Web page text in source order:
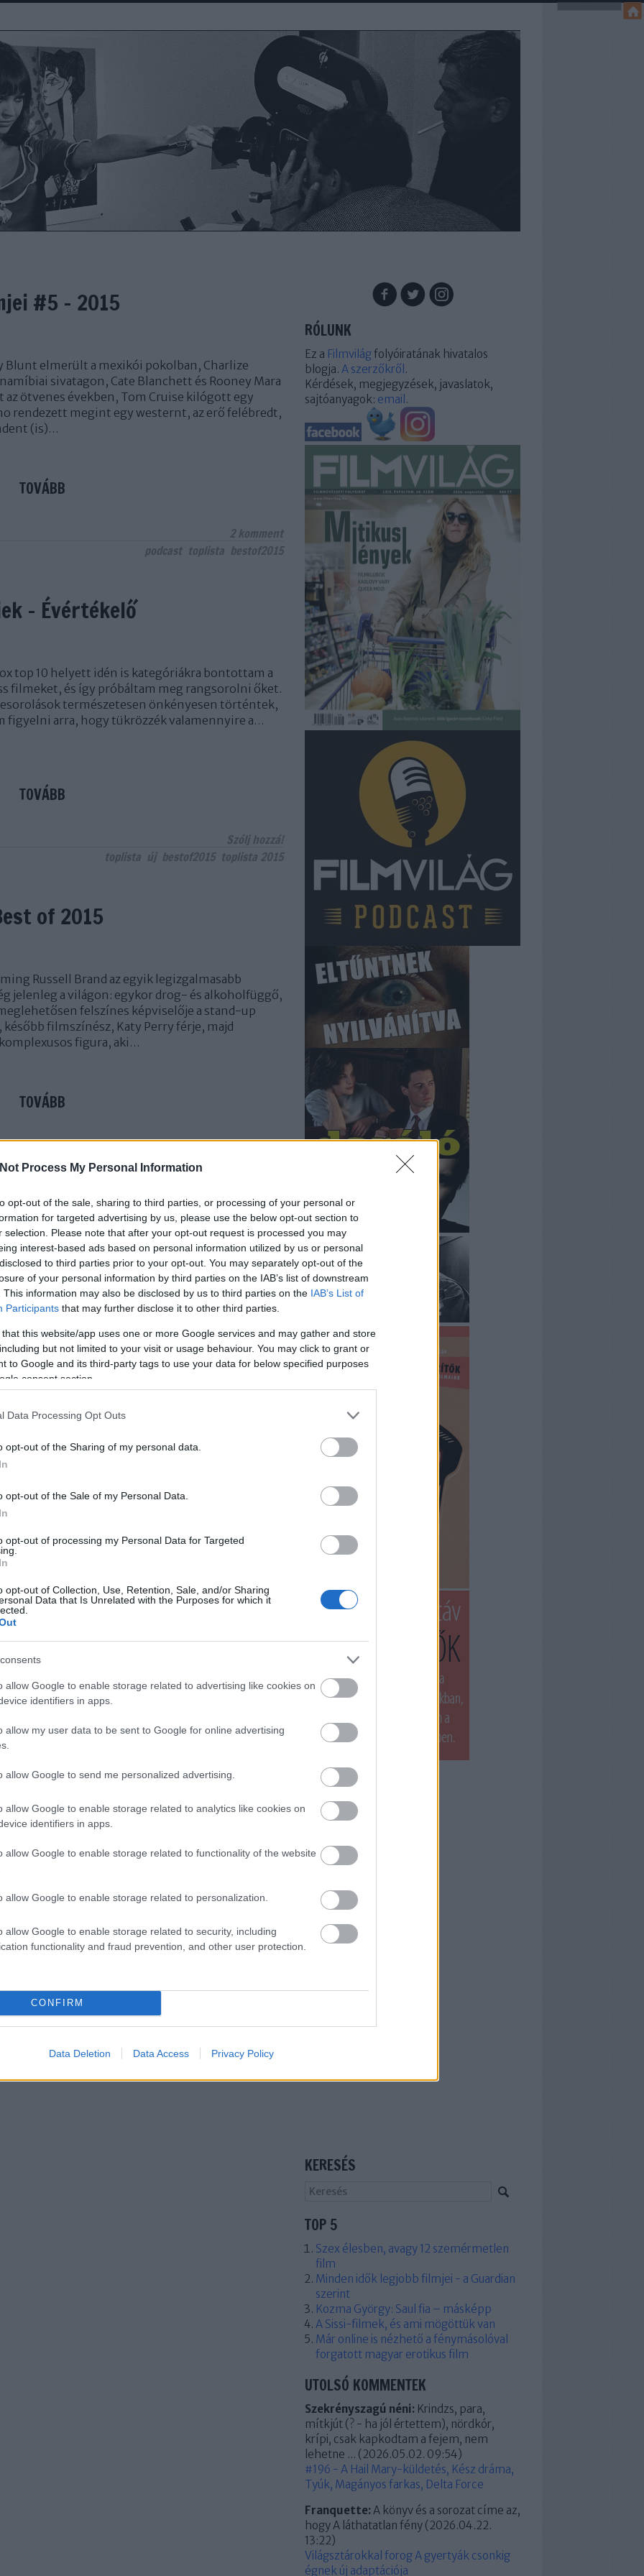
Process My Personal Information
opt-out of the sale, sharing to third parties, or processing of your personal or
for targeted advertising by us, please use the below opt-out section to
selection. Please note that after your opt-out request is processed you may
interest-based ads based on personal information utilized by us or personal
to third parties prior to your opt-out. You may separately opt-out of the
of your personal information by third parties on the IAB’s list of downstream
This information may also be disclosed by us to third parties on the IAB’s List of
Participants that may further disclose it to other third parties.
that this website/app uses one or more Google services and may gather and store
but not limited to your visit or usage behaviour. You may click to grant or
to Google and its third-party tags to use your data for below specified purposes
consent section.
Data Processing Opt Outs
opt-out of the Sharing of my personal data.
opt-out of the Sale of my Personal Data.
opt-out of processing my Personal Data for Targeted
opt-out of Collection, Use, Retention, Sale, and/or Sharing
Data that Is Unrelated with the Purposes for which it
allow Google to enable storage related to advertising like cookies on
identifiers in apps.
allow my user data to be sent to Google for online advertising
allow Google to send me personalized advertising.
allow Google to enable storage related to analytics like cookies on
identifiers in apps.
allow Google to enable storage related to functionality of the website
allow Google to enable storage related to personalization.
allow Google to enable storage related to security, including
functionality and fraud prevention, and other user protection.
CONFIRM
Data Deletion Data Access Privacy Policy
#5 - 2015
Blunt elmerült a mexikói pokolban, Charlize
sivatagon, Cate Blanchett és Rooney Mara
az ötvenes években, Tom Cruise kilógott egy
rendezett megint egy westernt, az erő felébredt,
(is)…
TOVÁBB
2komment
podcast toplista bestof2015
- Évértékelő
top 10 helyett idén is kategóriákra bontottam a
filmeket, és így próbáltam meg rangsorolni őket.
természetesen önkényesen történtek,
figyelni arra, hogy tükrözzék valamennyire a…
TOVÁBB
Szólj hozzá!
toplista új bestof2015 toplista 2015
of 2015
Russell Brand az egyik legizgalmasabb
jelenleg a világon: egykor drog- és alkoholfüggő,
felszínes képviselője a stand-up
később filmszínész, Katy Perry férje, majd
figura, aki…
TOVÁBB
toplista új bestof2015
legjobb filmjei
blog történetének első (és erősen kísérleti
epizódjában a 2015-ös filmtermést
egy, illetve két Top10-es lista formájában. A
lehet jelezni, hogy milyen kihagyhatatlan
ki, és szívesen vesszük a…
RÓLUNK
Ez a Filmvilágfolyóiratának hivatalos
blogja. A szerzőkről .
Kérdések, megjegyzések, javaslatok,
sajtóanyagok: email .
EZT LÁTTUK LEGUTÓBB
Tweets by filmnaplo
KERESÉS
TOP 5
Szex élesben, avagy 12 szemérmetlen
film
Minden idők legjobb filmjei - a Guardian
szerint
Kozma György: Saul fia – másképp
A Sissi-filmek, és ami mögöttük van
Már online is nézhető a fénymásolóval
forgatott magyar erotikus film
UTOLSÓ KOMMENTEK
Szekrényszagú néni: Krindzs, para,
mítkjút (? - ha jól értettem), nördkór,
krípi, csak kapkodtam a fejem, nem
lehetne ... (2026.05.02. 09:54)
#196 - A Hail Mary-küldetés, Kész dráma,
Tyúk, Magányos farkas, Delta Force
Franquette: A könyv és a sorozat címe az,
hogy A láthatatlan fény (2026.04.22.
13:22)
Világsztárokkal forog A gyertyák csonkig
égnek új adaptációja